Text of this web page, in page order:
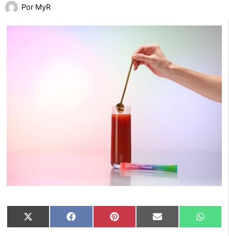
Por MyR
Compartir
en
X
(Twitter)
Compartir
en
Facebook Compartir
en
Pinterest Compartir
en
Email
en